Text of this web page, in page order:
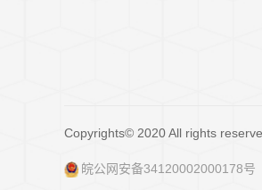
Copyrights© 2020 All rights
皖公网安备34120002000178号